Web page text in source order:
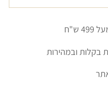
ש"ח
ובמהירות